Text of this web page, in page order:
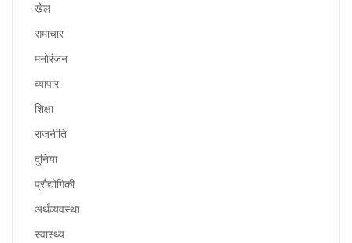
खेल
समाचार
मनोरंजन
व्यापार
शिक्षा
राजनीति
दुनिया
प्रौद्योगिकी
अर्थव्यवस्था
स्वास्थ्य